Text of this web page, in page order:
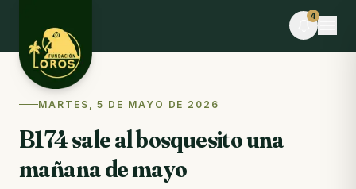
4
EVENTO
Faltan 7 días · Cupos limitados
BLOG
MARTES, 5 DE MAYO DE 2026
B174 sale al bosquesito una
mañana de mayo